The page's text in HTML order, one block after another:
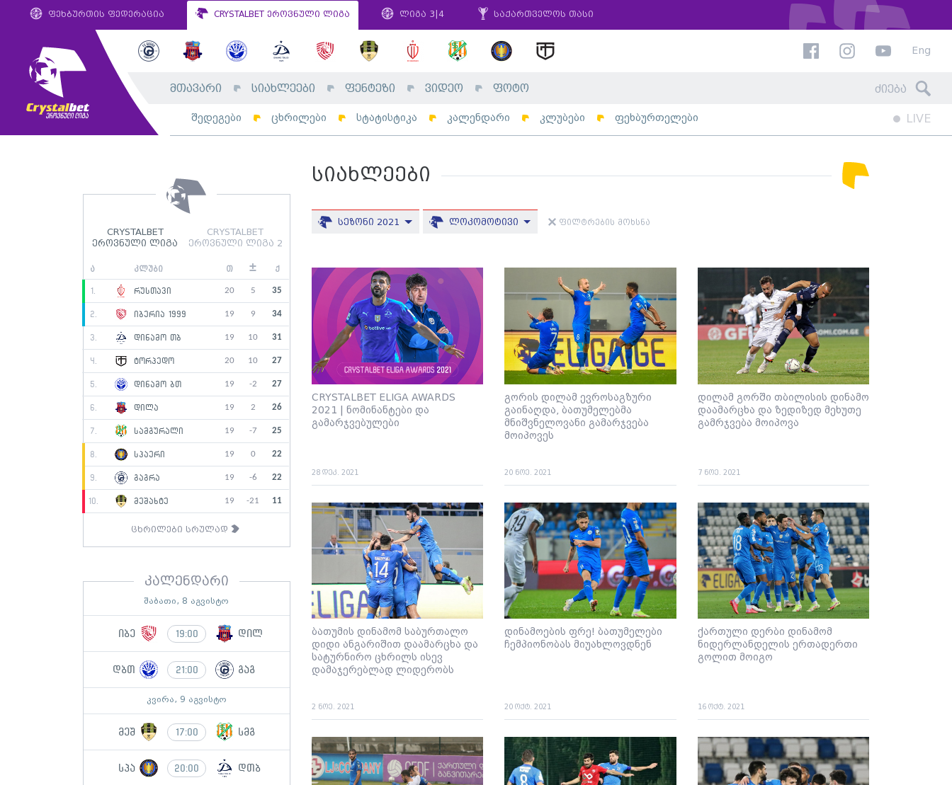
ფეხბურთის ფედერაცია CRYSTALBET ეროვნული ლიგა ლიგა 3|4 საქართველოს თასი
Eng
მთავარი სიახლეები ფენტეზი ვიდეო ფოტო
შედეგები ცხრილები სტატისტიკა კალენდარი კლუბები ფეხბურთელები LIVE
CRYSTALBET
ეროვნული ლიგა
CRYSTALBET
ეროვნული ლიგა 2
ა კლუბი თ ± ქ
1. რუსთავი 20 5 35
2. იბერია 1999 19 9 34
3. დინამო თბ 19 10 31
4. ტორპედო 20 10 27
5. დინამო ბთ 19 -2 27
6. დილა 19 2 26
7. სამგურალი 19 -7 25
8. სპაერი 19 0 22
9. გაგრა 19 -6 22
10. მეშახტე 19 -21 11
ცხრილები სრულად
კალენდარი
შაბათი, 8 აგვისტო
იბე 19:00 დილ
დბთ 21:00 გაგ
კვირა, 9 აგვისტო
მეშ 17:00 სმგ
სპა 20:00 დთბ
სიახლეები
სეზონი 2021 ლოკომოტივი ფილტრების მოხსნა
CRYSTALBET ELIGA AWARDS
2021 | ნომინანტები და
გამარჯვებულები
28 დეკ. 2021
გორის დილამ ევროსაგზური
გაინაღდა, ბათუმელებმა
მნიშვნელოვანი გამარჯვება
მოიპოვეს
20 ნოე. 2021
დილამ გორში თბილისის დინამო
დაამარცხა და ზედიზედ მეხუთე
გამრჯვება მოიპოვა
7 ნოე. 2021
ბათუმის დინამომ საბურთალო
დიდი ანგარიშით დაამარცხა და
სატურნირო ცხრილს ისევ
დამაჯერებლად ლიდერობს
2 ნოე. 2021
დინამოების ფრე! ბათუმელები
ჩემპიონობას მიუახლოვდნენ
20 ოქტ. 2021
ქართული დერბი დინამომ
ნიდერლანდელის ერთადერთი
გოლით მოიგო
16 ოქტ. 2021